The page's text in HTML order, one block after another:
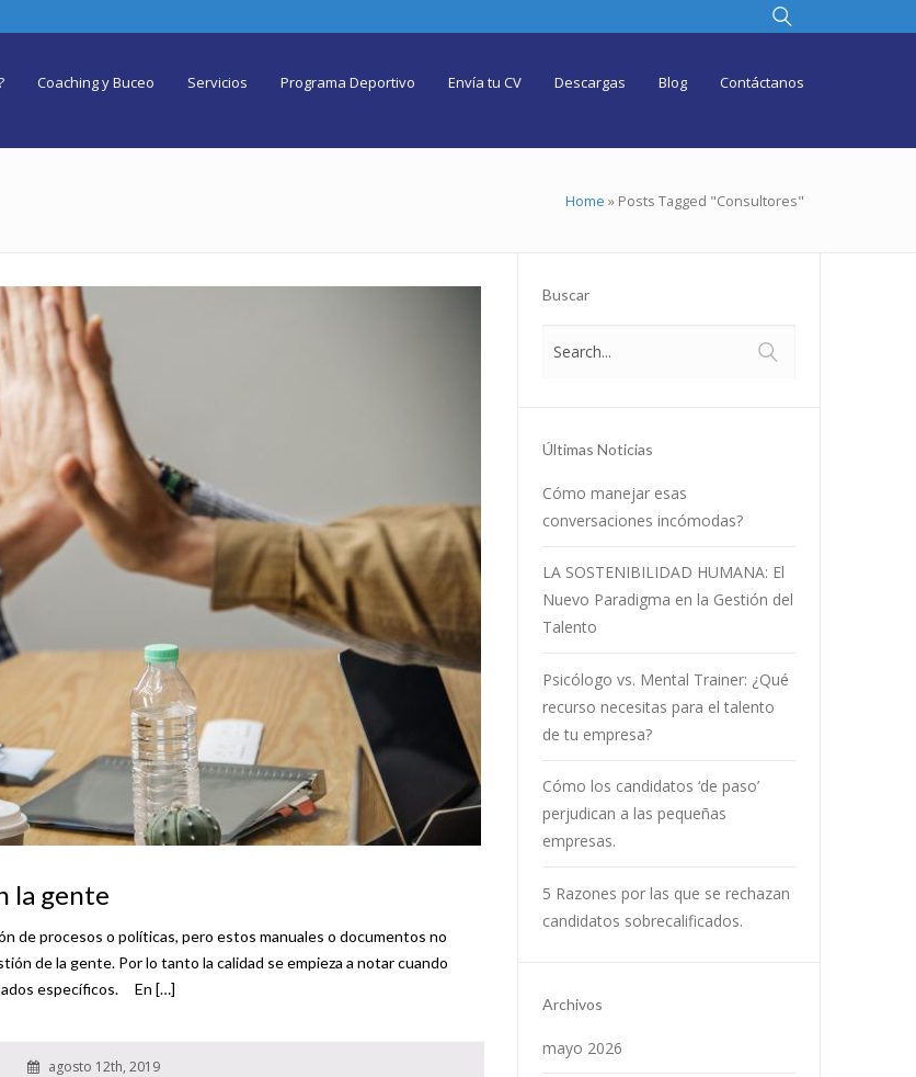
Coaching y Buceo Servicios Programa Deportivo Envía tu CV Descargas Blog Contáctanos
Home » Posts Tagged "Consultores"
la gente
de procesos o políticas, pero estos manuales o documentos no
de la gente. Por lo tanto la calidad se empieza a notar cuando
específicos. En […]
agosto 12th, 2019
Buscar
Últimas Noticias
Cómo manejar esas
conversaciones incómodas?
LA SOSTENIBILIDAD HUMANA: El
Nuevo Paradigma en la Gestión del
Talento
Psicólogo vs. Mental Trainer: ¿Qué
recurso necesitas para el talento
de tu empresa?
Cómo los candidatos ‘de paso’
perjudican a las pequeñas
empresas.
5 Razones por las que se rechazan
candidatos sobrecalificados.
Archivos
mayo 2026